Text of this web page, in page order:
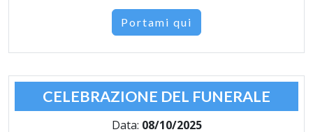
Portami qui
CELEBRAZIONE DEL FUNERALE
Data: 08/10/2025